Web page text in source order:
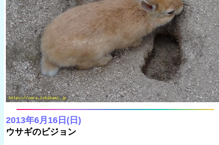
2013年6月16日(日)
ウサギのビジョン